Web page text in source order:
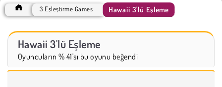
3 Eşleştirme Games Hawaii 3'lü Eşleme
Hawaii 3'lü Eşleme
Oyuncuların % 41'sı bu oyunu beğendi